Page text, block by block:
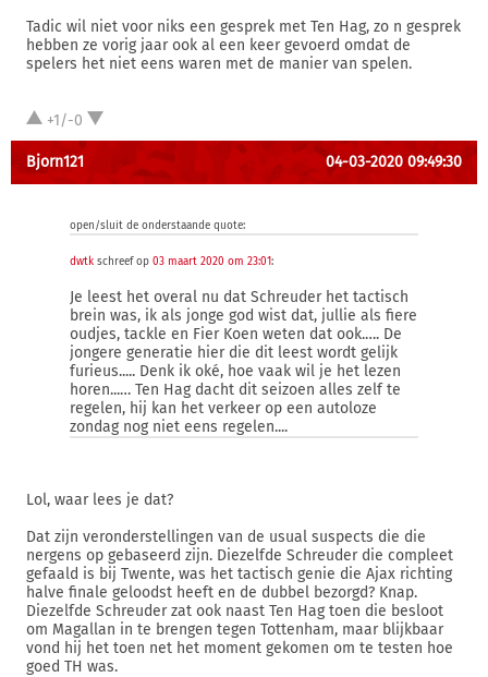
Tadic wil niet voor niks een gesprek met Ten Hag, zo n gesprek
hebben ze vorig jaar ook al een keer gevoerd omdat de
spelers het niet eens waren met de manier van spelen.
+1/-0
Bjorn121 04-03-2020 09:49:30
open/sluit de onderstaande quote:
dwtk schreef op 03 maart 2020 om 23:01:
Je leest het overal nu dat Schreuder het tactisch
brein was, ik als jonge god wist dat, jullie als fiere
oudjes, tackle en Fier Koen weten dat ook.…. De
jongere generatie hier die dit leest wordt gelijk
furieus..... Denk ik oké, hoe vaak wil je het lezen
horen...… Ten Hag dacht dit seizoen alles zelf te
regelen, hij kan het verkeer op een autoloze
zondag nog niet eens regelen....
Lol, waar lees je dat?
Dat zijn veronderstellingen van de usual suspects die die
nergens op gebaseerd zijn. Diezelfde Schreuder die compleet
gefaald is bij Twente, was het tactisch genie die Ajax richting
halve finale geloodst heeft en de dubbel bezorgd? Knap.
Diezelfde Schreuder zat ook naast Ten Hag toen die besloot
om Magallan in te brengen tegen Tottenham, maar blijkbaar
vond hij het toen net het moment gekomen om te testen hoe
goed TH was.